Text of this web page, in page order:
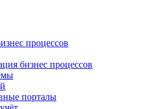
процессов
бизнес процессов
порталы